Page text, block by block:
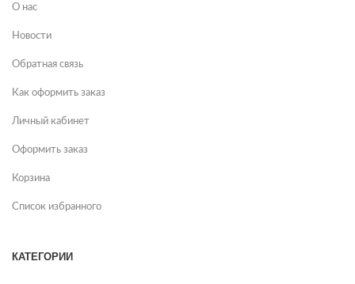
О нас
Новости
Обратная связь
Как оформить заказ
Личный кабинет
Оформить заказ
Корзина
Список избранного
КАТЕГОРИИ